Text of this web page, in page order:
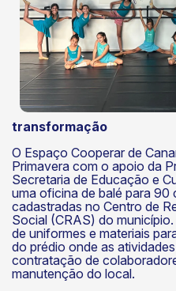
transformação
O Espaço Cooperar de
Primavera com o apoio da
Secretaria de Educação e
uma oficina de balé para 90
cadastradas no Centro de
Social (CRAS) do
de uniformes e materiais
do prédio onde as
contratação de
manutenção do local.